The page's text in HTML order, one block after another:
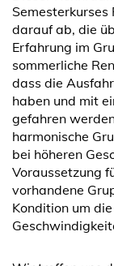
darauf ab, die
Erfahrung im
sommerliche
dass die
haben und mit
gefahren
harmonische
bei höheren
Voraussetzung
vorhandene
Kondition um